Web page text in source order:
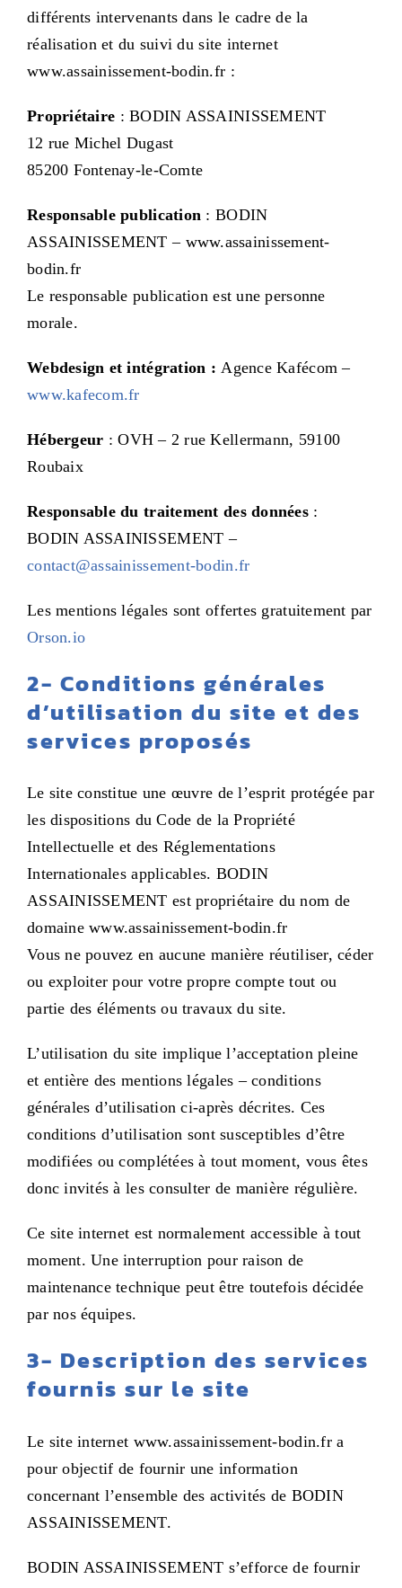
différents intervenants dans le cadre de la
réalisation et du suivi du site internet
www.assainissement-bodin.fr :
Propriétaire : BODIN ASSAINISSEMENT
12 rue Michel Dugast
85200 Fontenay-le-Comte
Responsable publication : BODIN
ASSAINISSEMENT – www.assainissement-
bodin.fr
Le responsable publication est une personne
morale.
Webdesign et intégration : Agence Kafécom –
www.kafecom.fr
Hébergeur : OVH – 2 rue Kellermann, 59100
Roubaix
Responsable du traitement des données:
BODIN ASSAINISSEMENT –
contact@assainissement-bodin.fr
Les mentions légales sont offertes gratuitement par
Orson.io
2- Conditions générales
d’utilisation du site et des
services proposés
Le site constitue une œuvre de l’esprit protégée par
les dispositions du Code de la Propriété
Intellectuelle et des Réglementations
Internationales applicables. BODIN
ASSAINISSEMENT est propriétaire du nom de
domaine www.assainissement-bodin.fr
Vous ne pouvez en aucune manière réutiliser, céder
ou exploiter pour votre propre compte tout ou
partie des éléments ou travaux du site.
L’utilisation du site implique l’acceptation pleine
et entière des mentions légales – conditions
générales d’utilisation ci-après décrites. Ces
conditions d’utilisation sont susceptibles d’être
modifiées ou complétées à tout moment, vous êtes
donc invités à les consulter de manière régulière.
Ce site internet est normalement accessible à tout
moment. Une interruption pour raison de
maintenance technique peut être toutefois décidée
par nos équipes.
3- Description des services
fournis sur le site
Le site internet www.assainissement-bodin.fr a
pour objectif de fournir une information
concernant l’ensemble des activités de BODIN
ASSAINISSEMENT.
BODIN ASSAINISSEMENT s’efforce de fournir